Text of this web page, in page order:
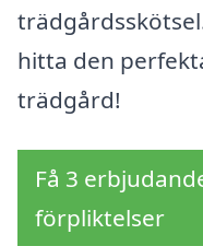
hitta den
trädgård!
Få 3
förpliktelser